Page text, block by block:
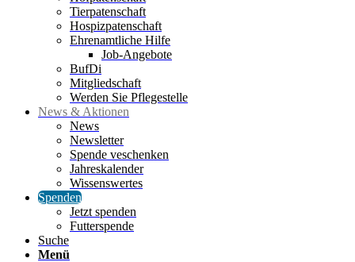
Tierpatenschaft
Hospizpatenschaft
Ehrenamtliche Hilfe
Job-Angebote
BufDi
Mitgliedschaft
Werden Sie Pflegestelle
News & Aktionen
News
Newsletter
Spende veschenken
Jahreskalender
Wissenswertes
Spenden
Jetzt spenden
Futterspende
Suche
Menü